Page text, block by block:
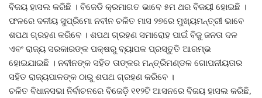
ବିଜୟ ହାସଲ କରିଛି । ବିଜେଡି କ୍ରମାଗତ ଭାବେ ୫ମ ଥର ବିଜୟୀ ହୋଇଛି ।
ଫଳରେ ଦଳୀୟ ସୁପ୍ରିମୋ ନବୀନ ଚଳିତ ମାସ ୨୭ରେ ମୁଖ୍ୟମନ୍ତ୍ରୀ ଭାବେ
ଶପଥ ଗ୍ରହଣ କରିବେ । ଶପଥ ଗ୍ରହଣ ସମାରୋହ ପାଇଁ ବିଜୁ ଜନତା ଦଳ
ଏବଂ ରାଜ୍ୟ ସରକାରଙ୍କ ପକ୍ଷରୁ ବ୍ୟାପକ ପ୍ରସ୍ତୁତି ଆରମ୍ଭ
ହୋଇଯାଇଛି । ନବୀନଙ୍କ ସହିତ ତାଙ୍କର ମନ୍ତ୍ରିମଣ୍ଡଳ ଗୋପନୀୟତାର
ସହିତ ରାଜ୍ୟପାଳଙ୍କ ଠାରୁ ଶପଥ ଗ୍ରହଣ କରିବେ ।
ଚଳିତ ବିଧାନସଭା ନିର୍ବାଚନରେ ବିଜେଡ଼ି ୧୧୨ଟି ଆସନରେ ବିଜୟ ହାସଲ କରିଛି,